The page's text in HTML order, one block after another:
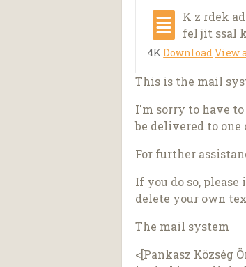
K z rdek
fel jit ssal
4KDownloadView
This is the mail
I'm sorry to have
be delivered to
For further
If you do so,
delete your own
The mail system
<[Pankasz Község